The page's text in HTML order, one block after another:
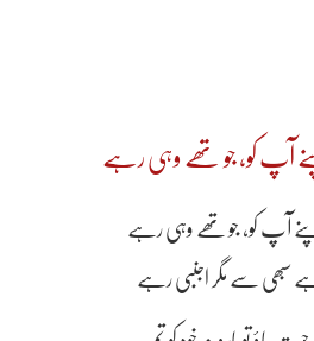
آپ کو، جو تھے وہی رہے
آپ کو، جو تھے وہی رہے
سبھی سے مگر اجنبی رہے